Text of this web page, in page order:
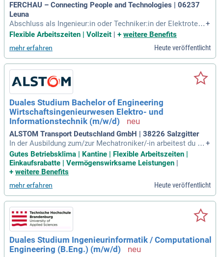
FERCHAU – Connecting People and Technologies | 06237
Leuna
Abschluss als Ingenieur:in oder Techniker:in der Elektrotech
nik/Informationstechnik, Mechatronik o. Ä.
+
Flexible Arbeitszeiten | Vollzeit | + weitere Benefits
mehr erfahren Heute veröffentlicht
Duales Studium Bachelor of Engineering
Wirtschaftsingenieurwesen Elektro- und
Informationstechnik (m/w/d)
ALSTOM Transport Deutschland GmbH | 38226 Salzgitter
In der Ausbildung zum/zur Mechatroniker/-in arbeitest du ha
uptsächlich im Prüffeld unserer Ausbildungswerkstatt und i
n der Produktion an unsern Zügen für den Endkunden.
+
Gutes Betriebsklima | Kantine | Flexible Arbeitszeiten |
Einkaufsrabatte | Vermögenswirksame Leistungen
+ weitere Benefits
mehr erfahren Heute veröffentlicht
Duales Studium Ingenieurinformatik / Computational
Engineering (B.Eng.) (m/w/d)